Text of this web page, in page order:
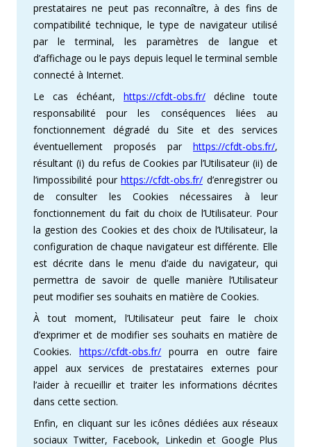
prestataires ne peut pas reconnaître, à des fins de
compatibilité technique, le type de navigateur utilisé
par le terminal, les paramètres de langue et
d’affichage ou le pays depuis lequel le terminal semble
connecté à Internet.
Le cas échéant, https://cfdt-obs.fr/ décline toute
responsabilité pour les conséquences liées au
fonctionnement dégradé du Site et des services
éventuellement proposés par https://cfdt-obs.fr/,
résultant (i) du refus de Cookies par l’Utilisateur (ii) de
l’impossibilité pour https://cfdt-obs.fr/ d’enregistrer ou
de consulter les Cookies nécessaires à leur
fonctionnement du fait du choix de l’Utilisateur. Pour
la gestion des Cookies et des choix de l’Utilisateur, la
configuration de chaque navigateur est différente. Elle
est décrite dans le menu d’aide du navigateur, qui
permettra de savoir de quelle manière l’Utilisateur
peut modifier ses souhaits en matière de Cookies.
À tout moment, l’Utilisateur peut faire le choix
d’exprimer et de modifier ses souhaits en matière de
Cookies.https://cfdt-obs.fr/ pourra en outre faire
appel aux services de prestataires externes pour
l’aider à recueillir et traiter les informations décrites
dans cette section.
Enfin, en cliquant sur les icônes dédiées aux réseaux
sociaux Twitter, Facebook, Linkedin et Google Plus